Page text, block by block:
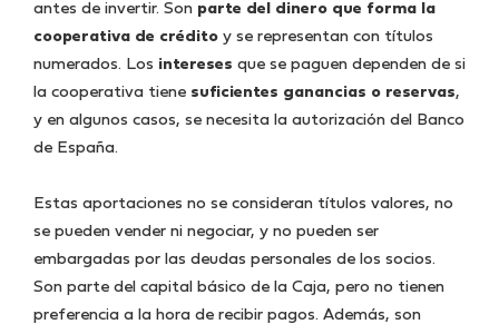
antes de invertir. Son parte del dinero que forma la
cooperativa de crédito y se representan con títulos
numerados. Los intereses que se paguen dependen de si
la cooperativa tiene suficientes ganancias o reservas,
y en algunos casos, se necesita la autorización del Banco
de España.
Estas aportaciones no se consideran títulos valores, no
se pueden vender ni negociar, y no pueden ser
embargadas por las deudas personales de los socios.
Son parte del capital básico de la Caja, pero no tienen
preferencia a la hora de recibir pagos. Además, son